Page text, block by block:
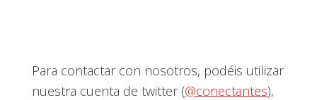
Para contactar con nosotros, podéis utilizar
nuestra cuenta de twitter (@conectantes),